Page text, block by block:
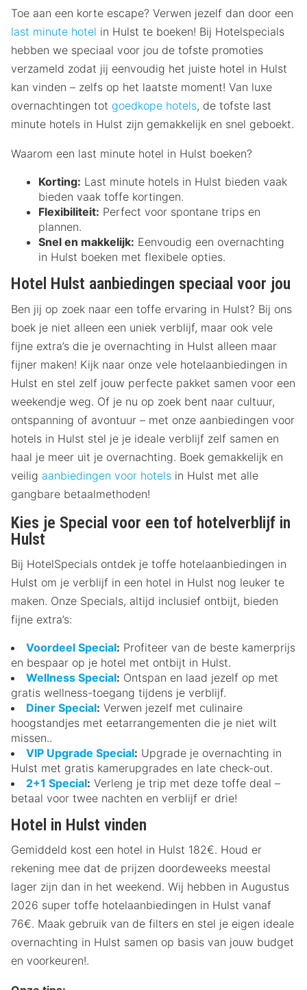
Toe aan een korte escape? Verwen jezelf dan door een
last minute hotel in Hulst te boeken! Bij Hotelspecials
hebben we speciaal voor jou de tofste promoties
verzameld zodat jij eenvoudig het juiste hotel in Hulst
kan vinden – zelfs op het laatste moment! Van luxe
overnachtingen tot goedkope hotels, de tofste last
minute hotels in Hulst zijn gemakkelijk en snel geboekt.
Waarom een last minute hotel in Hulst boeken?
Korting: Last minute hotels in Hulst bieden vaak
bieden vaak toffe kortingen.
Flexibiliteit: Perfect voor spontane trips en
plannen.
Snel en makkelijk: Eenvoudig een overnachting
in Hulst boeken met flexibele opties.
Hotel Hulst aanbiedingen speciaal voor jou
Ben jij op zoek naar een toffe ervaring in Hulst? Bij ons
boek je niet alleen een uniek verblijf, maar ook vele
fijne extra’s die je overnachting in Hulst alleen maar
fijner maken! Kijk naar onze vele hotelaanbiedingen in
Hulst en stel zelf jouw perfecte pakket samen voor een
weekendje weg. Of je nu op zoek bent naar cultuur,
ontspanning of avontuur – met onze aanbiedingen voor
hotels in Hulst stel je je ideale verblijf zelf samen en
haal je meer uit je overnachting. Boek gemakkelijk en
veilig aanbiedingen voor hotels in Hulst met alle
gangbare betaalmethoden!
Kies je Special voor een tof hotelverblijf in
Hulst
Bij HotelSpecials ontdek je toffe hotelaanbiedingen in
Hulst om je verblijf in een hotel in Hulst nog leuker te
maken. Onze Specials, altijd inclusief ontbijt, bieden
fijne extra’s:
Voordeel Special: Profiteer van de beste kamerprijs
en bespaar op je hotel met ontbijt in Hulst.
Wellness Special: Ontspan en laad jezelf op met
gratis wellness-toegang tijdens je verblijf.
Diner Special: Verwen jezelf met culinaire
hoogstandjes met eetarrangementen die je niet wilt
missen..
VIP Upgrade Special: Upgrade je overnachting in
Hulst met gratis kamerupgrades en late check-out.
2+1 Special: Verleng je trip met deze toffe deal –
betaal voor twee nachten en verblijf er drie!
Hotel in Hulst vinden
Gemiddeld kost een hotel in Hulst 182€. Houd er
rekening mee dat de prijzen doordeweeks meestal
lager zijn dan in het weekend. Wij hebben in Augustus
2026 super toffe hotelaanbiedingen in Hulst vanaf
76€. Maak gebruik van de filters en stel je eigen ideale
overnachting in Hulst samen op basis van jouw budget
en voorkeuren!.